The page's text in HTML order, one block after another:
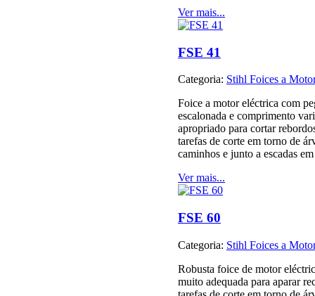
Ver mais...
FSE 41
Categoria: Stihl Foices a
Foice a motor eléctrica com
escalonada e comprimento
apropriado para cortar
tarefas de corte em torno de
caminhos e junto a escadas
Ver mais...
FSE 60
Categoria: Stihl Foices a
Robusta foice de motor
muito adequada para aparar